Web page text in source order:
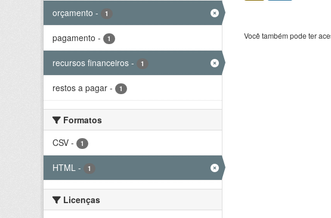
orçamento - 1
pagamento - 1
recursos financeiros - 1
restos a pagar - 1
Formatos
CSV - 1
HTML - 1
Licenças
Você também pode ter